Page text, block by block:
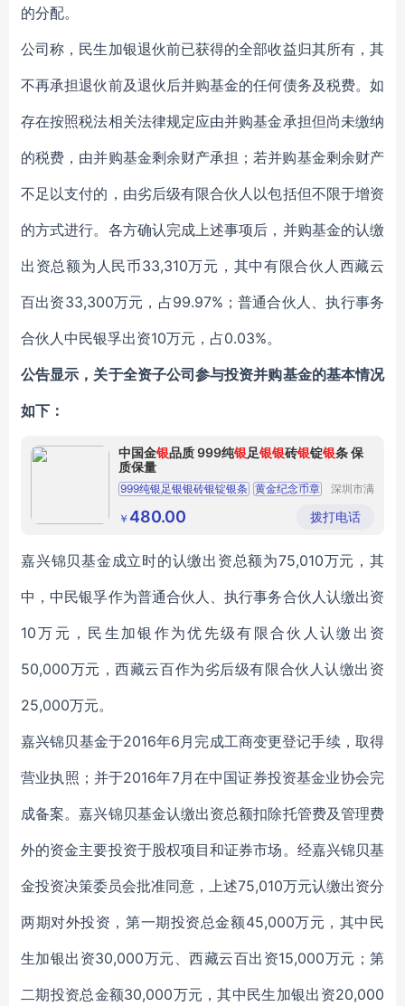
的分配。
公司称，民生加银退伙前已获得的全部收益归其所有，其
不再承担退伙前及退伙后并购基金的任何债务及税费。如
存在按照税法相关法律规定应由并购基金承担但尚未缴纳
的税费，由并购基金剩余财产承担；若并购基金剩余财产
不足以支付的，由劣后级有限合伙人以包括但不限于增资
的方式进行。各方确认完成上述事项后，并购基金的认缴
出资总额为人民币33,310万元，其中有限合伙人西藏云
百出资33,300万元，占99.97%；普通合伙人、执行事务
合伙人中民银孚出资10万元，占0.03%。
公告显示，关于全资子公司参与投资并购基金的基本情况
如下：
中国金银品质 999纯银足银银砖银锭银条 保
质保量
999纯银足银银砖银锭银条 黄金纪念币章
金条定做
周年庆定制足金金砖
贵金属定做工厂
深圳市满
有限公司
￥ 480.00 拨打电话
嘉兴锦贝基金成立时的认缴出资总额为75,010万元，其
中，中民银孚作为普通合伙人、执行事务合伙人认缴出资
10万元，民生加银作为优先级有限合伙人认缴出资
50,000万元，西藏云百作为劣后级有限合伙人认缴出资
25,000万元。
嘉兴锦贝基金于2016年6月完成工商变更登记手续，取得
营业执照；并于2016年7月在中国证券投资基金业协会完
成备案。嘉兴锦贝基金认缴出资总额扣除托管费及管理费
外的资金主要投资于股权项目和证券市场。经嘉兴锦贝基
金投资决策委员会批准同意，上述75,010万元认缴出资分
两期对外投资，第一期投资总金额45,000万元，其中民
生加银出资30,000万元、西藏云百出资15,000万元；第
二期投资总金额30,000万元，其中民生加银出资20,000